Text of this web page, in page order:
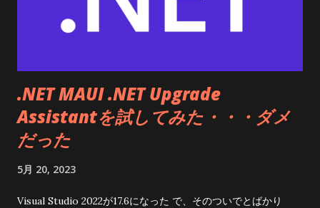
これでいいんでは無かろうかとか思っているところではある
(doxygenと一緒に使えるしね) draw.io んで、最近始めたのが
ジに埋め込む事も出来るしsvgやpngに吐き出してgoogle
driveに放り込んでdoxygenのマークダウンファイルからリンク
してもいい まとめ まあ他にもありそうだけどdraw.ioにしてみ
るかね svgにしておけば流用できそうだし
.NET MAUI .NET Upgrade
Assistantを試してみた・・・ダメ
だった
5月 20, 2023
Visual Studio 2022が17.6になった で、そのついでとばかり